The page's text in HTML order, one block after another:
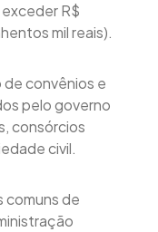
R$
mil reais).
de convênios e
pelo governo
consórcios
civil.
comuns de